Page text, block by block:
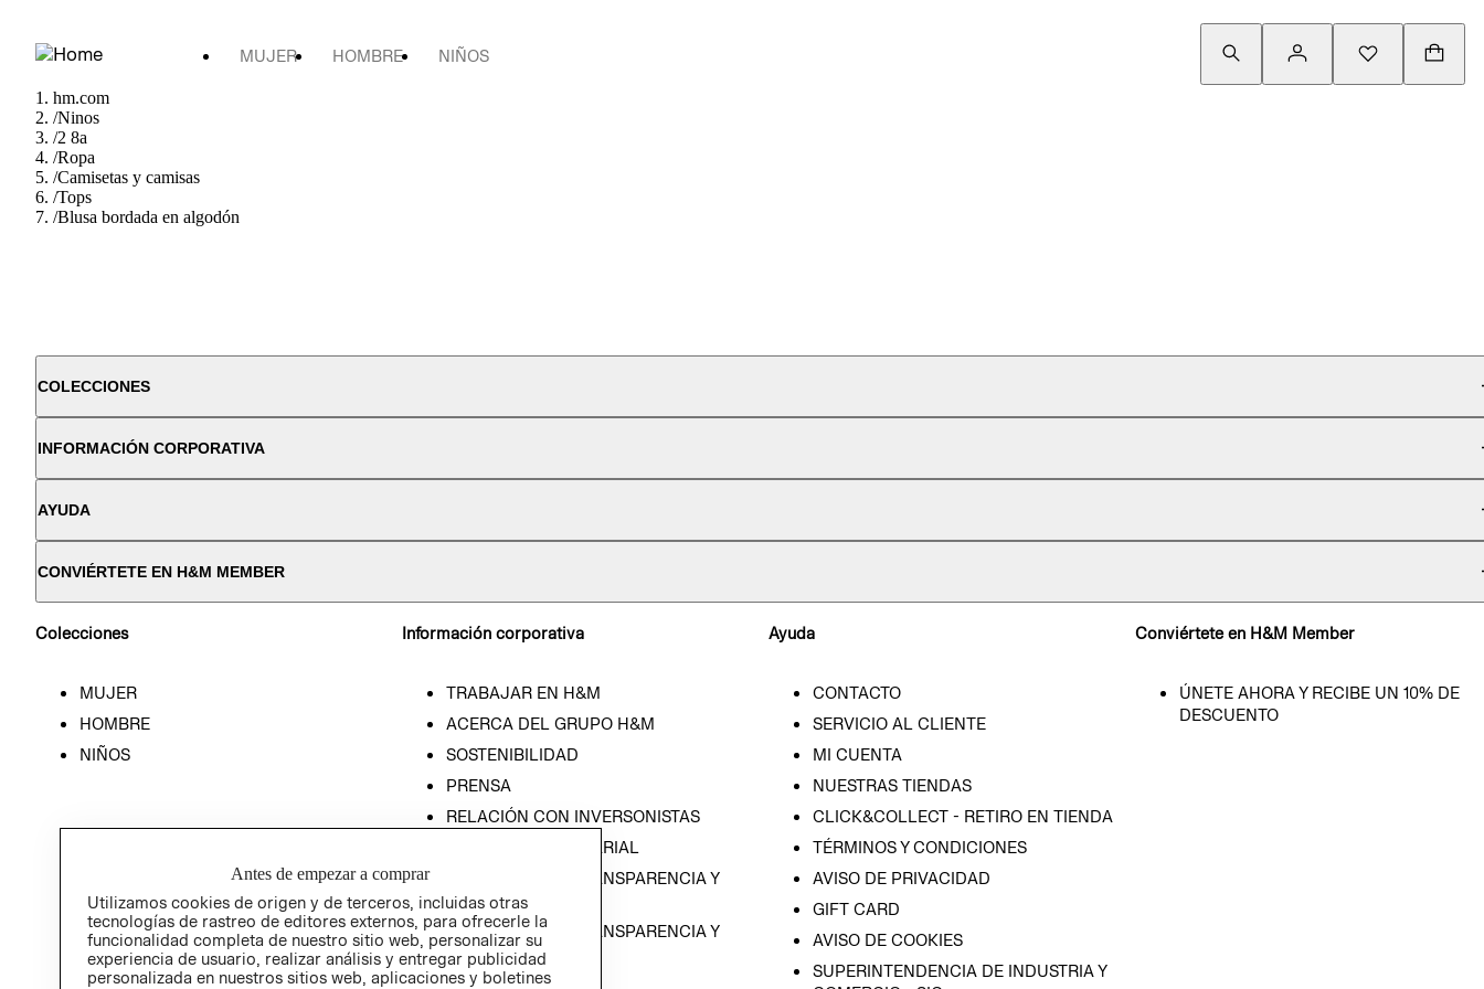
MUJER HOMBRE NIÑOS
hm.com
/Ninos
/2 8a
/Ropa
/Camisetas y camisas
/Tops
/Blusa bordada en algodón
COLECCIONES
INFORMACIÓN CORPORATIVA
AYUDA
CONVIÉRTETE EN H&M MEMBER
Colecciones
MUJER
HOMBRE
NIÑOS
Información corporativa
TRABAJAR EN H&M
ACERCA DEL GRUPO H&M
SOSTENIBILIDAD
PRENSA
RELACIÓN CON INVERSONISTAS
POLÍTICA EMPRESARIAL
PROGRAMA DE TRANSPARENCIA Y
ÉTICA (ESPAÑOL)
PROGRAMA DE TRANSPARENCIA Y
ÉTICA (INGLÉS)
Ayuda
CONTACTO
SERVICIO AL CLIENTE
MI CUENTA
NUESTRAS TIENDAS
CLICK&COLLECT - RETIRO EN TIENDA
TÉRMINOS Y CONDICIONES
AVISO DE PRIVACIDAD
GIFT CARD
AVISO DE COOKIES
SUPERINTENDENCIA DE INDUSTRIA Y
Conviértete en H&M Member
ÚNETE AHORA Y RECIBE UN 10% DE
DESCUENTO
Antes de empezar a comprar
Utilizamos cookies de origen y de terceros, incluidas otras
tecnologías de rastreo de editores externos, para ofrecerle la
funcionalidad completa de nuestro sitio web, personalizar su
experiencia de usuario, realizar análisis y entregar publicidad
personalizada en nuestros sitios web, aplicaciones y boletines